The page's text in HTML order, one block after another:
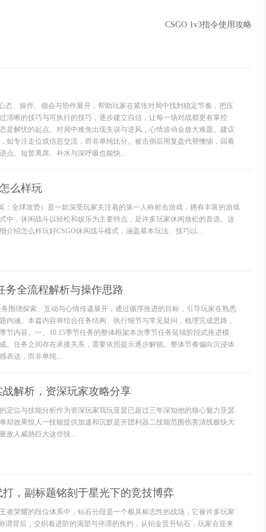
CSGO 1v3指令使用攻略
态、操作、领会与协作展开，帮助玩家在紧张对局中找到稳定节奏，把压
清晰的技巧与可执行的技巧，逐步建立自信，让每一场对战都更有掌控
是解忧的起点。对局中难免出现失误与逆风，心情波动会放大难题。建议
如专注走位或信息交流，而非单纯比分。被击倒后用复盘代替懊恼，回看
点。短暂离席、补水与深呼吸也能快...
么样玩
：全球攻势）是一款深受玩家关注着的第一人称射击游戏，拥有丰富的游戏
中，休闲战斗以轻松和娱乐为主要特点，是许多玩家休闲放松的首选。这
介绍怎么样玩好CSGO休闲战斗模式，涵盖基本玩法、技巧以...
务全流程解析与操作思路
围绕探索、互动与心情传递展开，通过循序推进的目标，引导玩家在熟悉
内涵。本篇内容将结合任务结构、执行细节与常见疑问，梳理完成思路，
节内容。一、10.15季节任务的整体框架本次季节任务延续阶段式推进模
。任务之间存在承接关系，需要依照提示逐步解锁。整体节奏偏向沉浸体
表达，而非单纯...
解析，资深玩家攻略分享
定位与技能分析作为资深玩家我玩亚瑟已超过三年深知他的核心魅力亚瑟
却效果惊人一技能提供加速和沉默是开团利器二技能范围伤害清线极快大
敌人威胁巨大这些技...
，副标题铭刻于星光下的竞技博弈
者荣耀的段位体系中，钻石分段是一个极具标志性的战场，它被许多玩家
谓背后，交织着进阶的渴望与停滞的焦灼，从铂金晋升钻石，玩家会迎来